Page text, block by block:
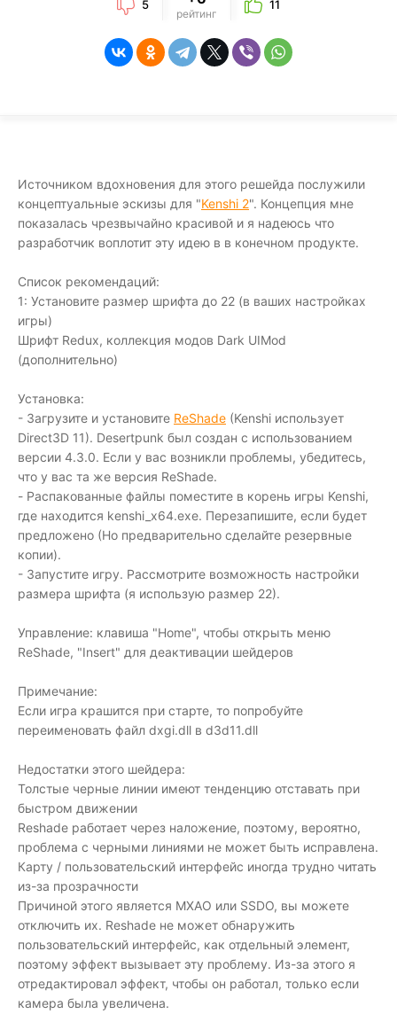
5
рейтинг
11
Источником вдохновения для этого решейда послужили
концептуальные эскизы для "Kenshi 2". Концепция мне
показалась чрезвычайно красивой и я надеюсь что
разработчик воплотит эту идею в в конечном продукте.
Список рекомендаций:
1: Установите размер шрифта до 22 (в ваших настройках
игры)
Шрифт Redux, коллекция модов Dark UIMod
(дополнительно)
Установка:
- Загрузите и установите ReShade (Kenshi использует
Direct3D 11). Desertpunk был создан с использованием
версии 4.3.0. Если у вас возникли проблемы, убедитесь,
что у вас та же версия ReShade.
- Распакованные файлы поместите в корень игры Kenshi,
где находится kenshi_x64.exe. Перезапишите, если будет
предложено (Но предварительно сделайте резервные
копии).
- Запустите игру. Рассмотрите возможность настройки
размера шрифта (я использую размер 22).
Управление: клавиша "Home", чтобы открыть меню
ReShade, "Insert" для деактивации шейдеров
Примечание:
Если игра крашится при старте, то попробуйте
переименовать файл dxgi.dll в d3d11.dll
Недостатки этого шейдера:
Толстые черные линии имеют тенденцию отставать при
быстром движении
Reshade работает через наложение, поэтому, вероятно,
проблема с черными линиями не может быть исправлена.
Карту / пользовательский интерфейс иногда трудно читать
из-за прозрачности
Причиной этого является MXAO или SSDO, вы можете
отключить их. Reshade не может обнаружить
пользовательский интерфейс, как отдельный элемент,
поэтому эффект вызывает эту проблему. Из-за этого я
отредактировал эффект, чтобы он работал, только если
камера была увеличена.